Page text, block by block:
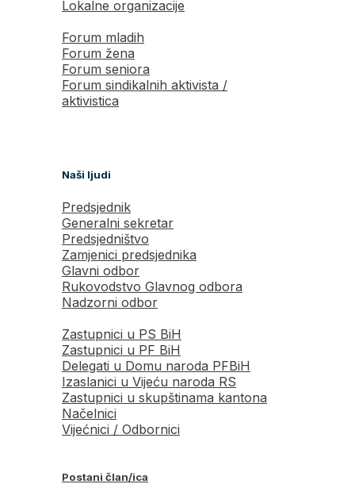
Lokalne organizacije
Forum mladih
Forum žena
Forum seniora
Forum sindikalnih aktivista /
aktivistica
Naši ljudi
Predsjednik
Generalni sekretar
Predsjedništvo
Zamjenici predsjednika
Glavni odbor
Rukovodstvo Glavnog odbora
Nadzorni odbor
Zastupnici u PS BiH
Zastupnici u PF BiH
Delegati u Domu naroda PFBiH
Izaslanici u Vijeću naroda RS
Zastupnici u skupštinama kantona
Načelnici
Vijećnici / Odbornici
Postani član/ica